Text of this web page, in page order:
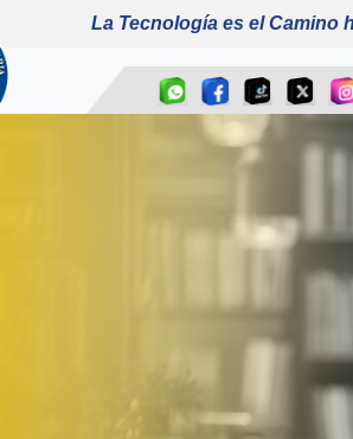
La Tecnología es el Camino